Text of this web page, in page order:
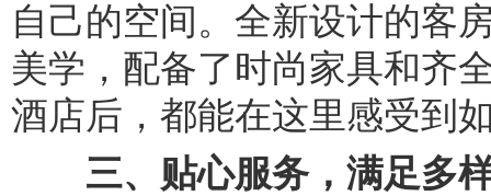
自己的空间。全新设计的客
美学，配备了时尚家具和齐
酒店后，都能在这里感受到
三、贴心服务，满足多